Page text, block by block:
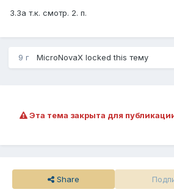
3.За т.к. смотр. 2. п.
9 г MicroNovaX locked this тему
Эта тема закрыта для
Share